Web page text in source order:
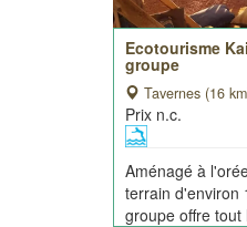
Ecotourisme
groupe
Tavernes (16
Prix n.c.
Aménagé à
terrain d'environ
groupe offre